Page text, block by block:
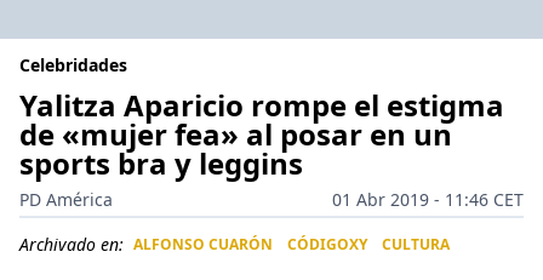
Celebridades
Yalitza Aparicio rompe el estigma
de «mujer fea» al posar en un
sports bra y leggins
PD América
01 Abr 2019 - 11:46 CET
Archivado en: ALFONSO CUARÓN CÓDIGOXY CULTURA